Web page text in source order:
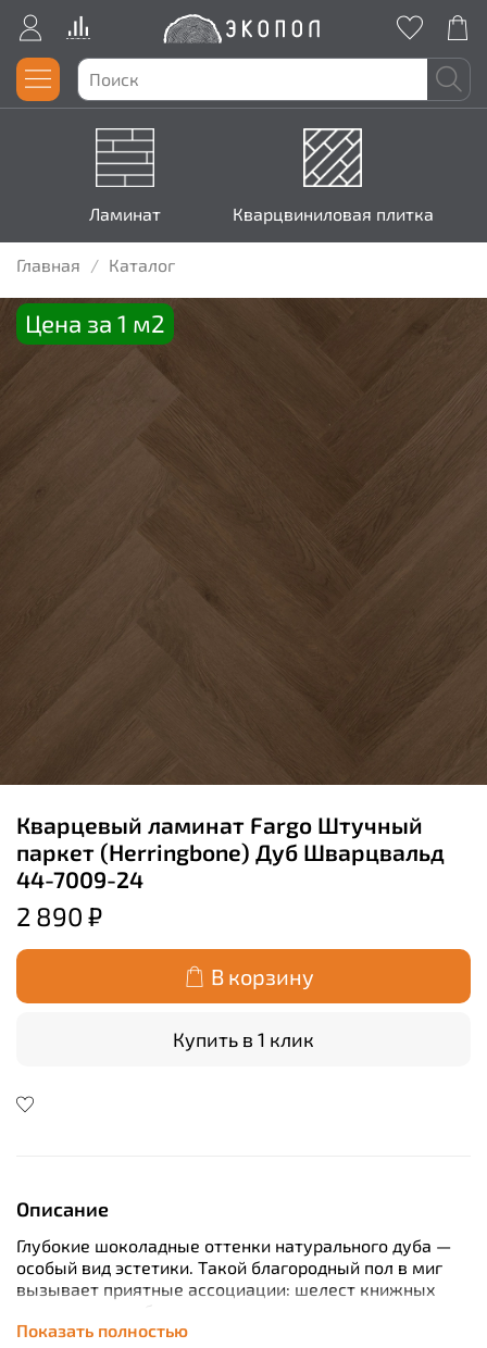
Ламинат Кварцвиниловая плитка
Главная Каталог
Цена за 1 м2
Кварцевый ламинат Fargo Штучный
паркет (Herringbone) Дуб Шварцвальд
44-7009-24
2 890 ₽
В корзину
Купить в 1 клик
Описание
Глубокие шоколадные оттенки натурального дуба —
особый вид эстетики. Такой благородный пол в миг
вызывает приятные ассоциации: шелест книжных
листов, запах яблочного пирога, треск камина и
солнечные блики из окна зимним утром.
Показать полностью